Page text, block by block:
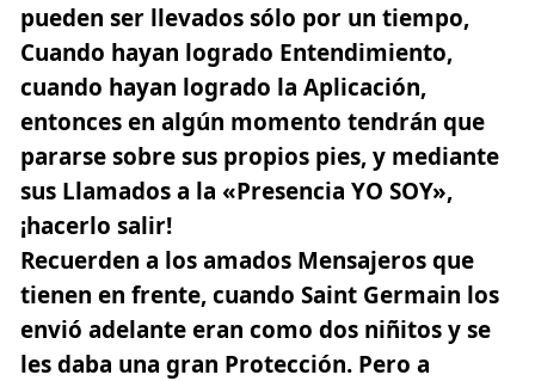
pueden ser llevados sólo por un tiempo,
Cuando hayan logrado Entendimiento,
cuando hayan logrado la Aplicación,
entonces en algún momento tendrán que
pararse sobre sus propios pies, y mediante
sus Llamados a la «Presencia YO SOY»,
¡hacerlo salir!
Recuerden a los amados Mensajeros que
tienen en frente, cuando Saint Germain los
envió adelante eran como dos niñitos y se
les daba una gran Protección. Pero a